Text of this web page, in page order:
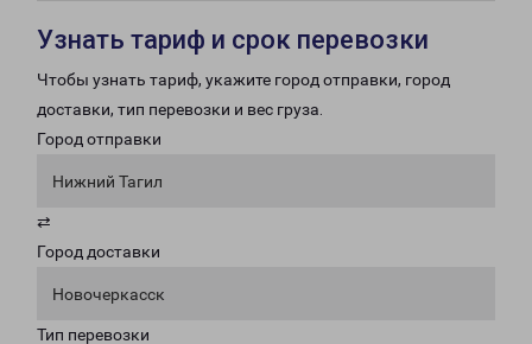
Узнать тариф и срок перевозки
Чтобы узнать тариф, укажите город отправки, город
доставки, тип перевозки и вес груза.
Город отправки
Нижний Тагил
⇄
Город доставки
Новочеркасск
Тип перевозки